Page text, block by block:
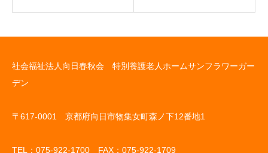
社会福祉法人向日春秋会 特別養護老人ホームサンフラワーガー
デン
〒617-0001 京都府向日市物集女町森ノ下12番地1
TEL：075-922-1700 FAX：075-922-1709